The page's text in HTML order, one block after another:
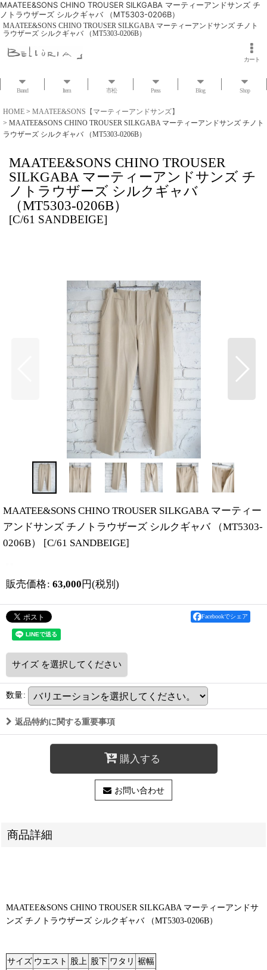
MAATEE&SONS CHINO TROUSER SILKGABA マーティーアンドサンズ チ
ノトラウザーズ シルクギャバ （MT5303-0206B）
MAATEE&SONS CHINO TROUSER SILKGABA マーティーアンドサンズ チノト
ラウザーズ シルクギャバ （MT5303-0206B）
カート
Brand Item 市松 Press Blog Shop
HOME > MAATEE&SONS【マーティーアンドサンズ】
> MAATEE&SONS CHINO TROUSER SILKGABA マーティーアンドサンズ チノト
ラウザーズ シルクギャバ （MT5303-0206B）
MAATEE&SONS CHINO TROUSER
SILKGABA マーティーアンドサンズ チ
ノトラウザーズ シルクギャバ
（MT5303-0206B）
[C/61 SANDBEIGE]
MAATEE&SONS CHINO TROUSER SILKGABA マーティー
アンドサンズ チノトラウザーズ シルクギャバ （MT5303-
0206B）
[C/61 SANDBEIGE]
販売価格: 63,000 円(税別)
Facebookでシェア
サイズ を選択してください
数量:
返品特約に関する重要事項
購入する
お問い合わせ
商品詳細
MAATEE&SONS CHINO TROUSER SILKGABA マーティーアンドサ
ンズ チノトラウザーズ シルクギャバ （MT5303-0206B）
サイズ ウエスト 股上 股下 ワタリ 裾幅